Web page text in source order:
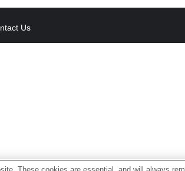
Us